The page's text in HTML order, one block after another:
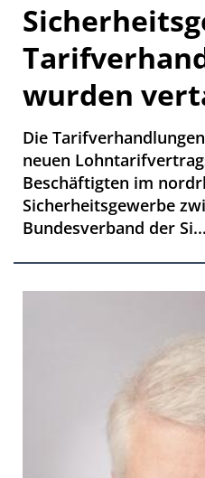
wurden
Die
neuen
Beschäftigten im
Sicherheitsgewerbe
Bundesverband der Si...